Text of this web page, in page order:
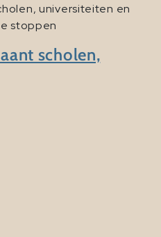
universiteiten en
stoppen
scholen,